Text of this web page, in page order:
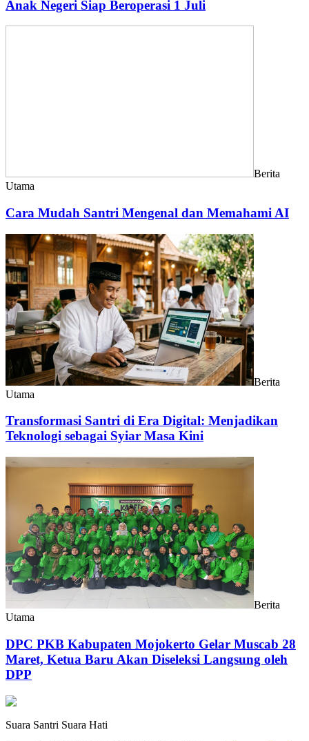
Anak Negeri Siap Beroperasi 1 Juli
Berita
Utama
Cara Mudah Santri Mengenal dan Memahami AI
Berita
Utama
Transformasi Santri di Era Digital: Menjadikan
Teknologi sebagai Syiar Masa Kini
Berita
Utama
DPC PKB Kabupaten Mojokerto Gelar Muscab 28
Maret, Ketua Baru Akan Diseleksi Langsung oleh
DPP
Suara Santri Suara Hati